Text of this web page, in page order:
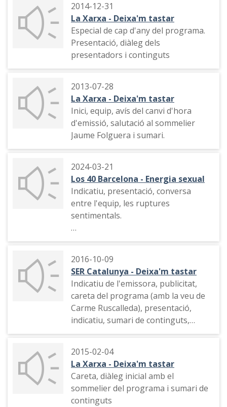
2014-12-31
La Xarxa - Deixa'm tastar
Especial de cap d'any del programa.
Presentació, diàleg dels
presentadors i continguts
2013-07-28
La Xarxa - Deixa'm tastar
Inici, equip, avís del canvi d'hora
d'emissió, salutació al sommelier
Jaume Folguera i sumari.
2024-03-21
Los 40 Barcelona - Energia sexual
Indicatiu, presentació, conversa
entre l'equip, les ruptures
sentimentals.
Conversa sobre la infidelitat sexual i
2016-10-09
SER Catalunya - Deixa'm tastar
Indicatiu de l'emissora, publicitat,
careta del programa (amb la veu de
Carme Ruscalleda), presentació,
indicatiu, sumari de continguts,
indicatiu, entrevista al cuiner Ferran
lligats a la Bulli Foundation i Bulli
Lab
2015-02-04
La Xarxa - Deixa'm tastar
Careta, diàleg inicial amb el
sommelier del programa i sumari de
continguts